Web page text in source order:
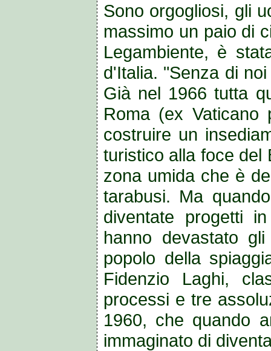
Sono orgogliosi, gli
massimo un paio di
Legambiente, è
d'Italia. "Senza di
Già nel 1966 tutta
Roma (ex
costruire un
turistico alla foce del
zona umida che è
tarabusi. Ma
diventate progetti
hanno devastato
popolo della
Fidenzio Laghi,
processi e tre
1960, che quando
immaginato di